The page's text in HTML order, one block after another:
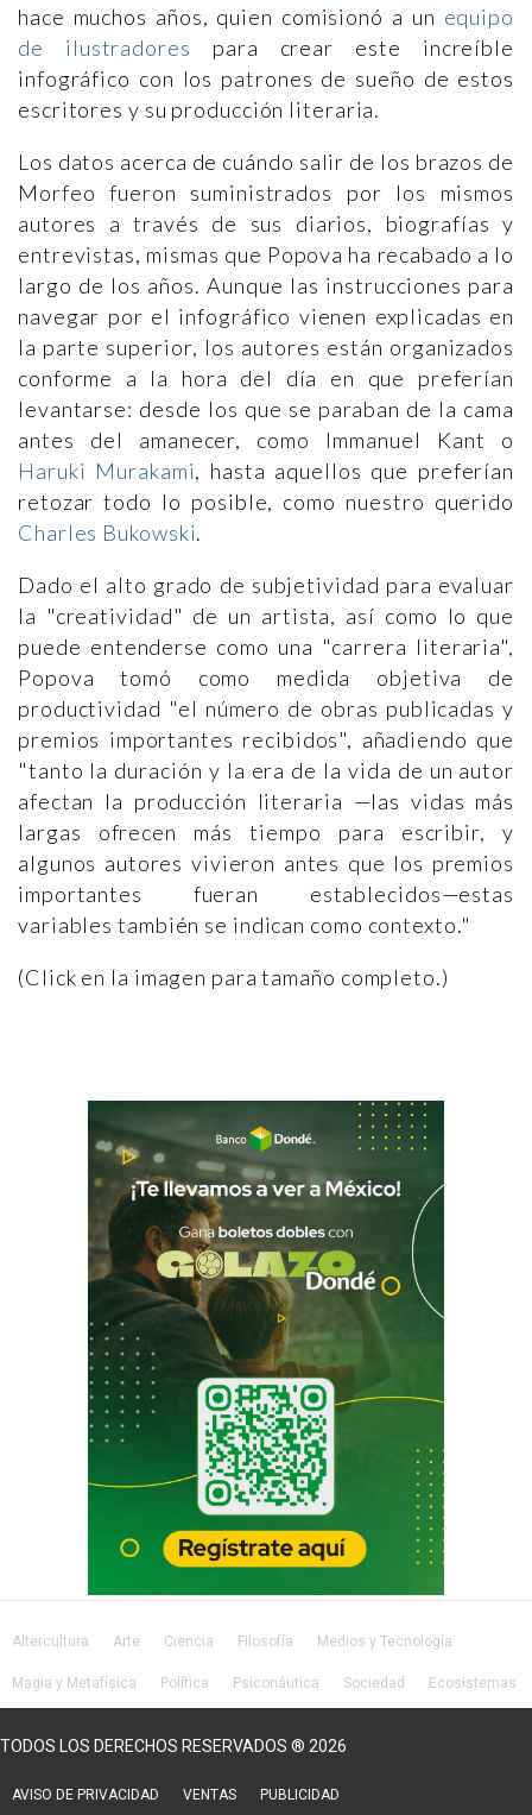
hace muchos años, quien comisionó a un equipo
de ilustradores para crear este increíble
infográfico con los patrones de sueño de estos
escritores y su producción literaria.
Los datos acerca de cuándo salir de los brazos de
Morfeo fueron suministrados por los mismos
autores a través de sus diarios, biografías y
entrevistas, mismas que Popova ha recabado a lo
largo de los años. Aunque las instrucciones para
navegar por el infográfico vienen explicadas en
la parte superior, los autores están organizados
conforme a la hora del día en que preferían
levantarse: desde los que se paraban de la cama
antes del amanecer, como Immanuel Kant o
Haruki Murakami, hasta aquellos que preferían
retozar todo lo posible, como nuestro querido
Charles Bukowski.
Dado el alto grado de subjetividad para evaluar
la "creatividad" de un artista, así como lo que
puede entenderse como una "carrera literaria",
Popova tomó como medida objetiva de
productividad "el número de obras publicadas y
premios importantes recibidos", añadiendo que
"tanto la duración y la era de la vida de un autor
afectan la producción literaria —las vidas más
largas ofrecen más tiempo para escribir, y
algunos autores vivieron antes que los premios
importantes fueran establecidos—estas
variables también se indican como contexto."
(Click en la imagen para tamaño completo.)
Altercultura Arte Ciencia Filosofía Medios y Tecnología
Magia y Metafísica Política Psiconáutica Sociedad Ecosistemas
TODOS LOS DERECHOS RESERVADOS ® 2026
AVISO DE PRIVACIDAD VENTAS PUBLICIDAD